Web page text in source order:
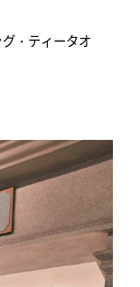
・ティータオ